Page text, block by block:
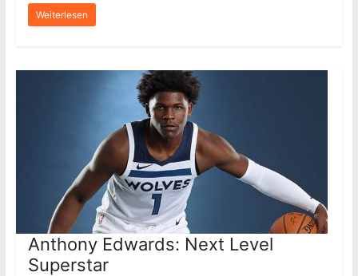
Weiterlesen
Anthony Edwards: Next Level
Superstar